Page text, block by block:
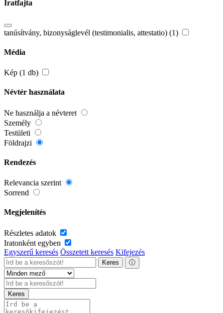
Iratfajta
tanúsítvány, bizonyságlevél (testimonialis, attestatio) (1)
Média
Kép (1 db)
Névtér használata
Ne használja a névteret
Személy
Testületi
Földrajzi
Rendezés
Relevancia szerint
Sorrend
Megjelenítés
Részletes adatok
Iratonként egyben
Egyszerű keresés Összetett keresés Kifejezés
Keres ⓘ
Keres